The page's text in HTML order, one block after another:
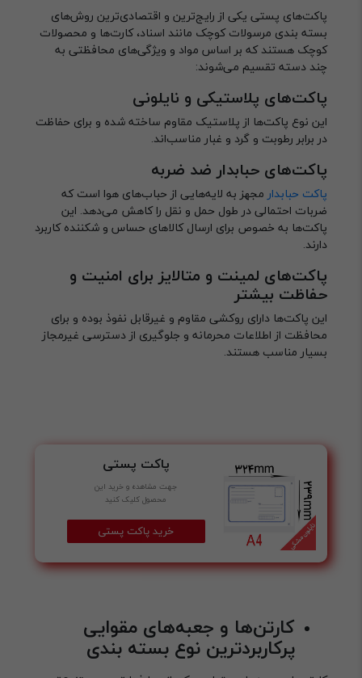
پاکت‌های پستی یکی از رایج‌ترین و اقتصادی‌ترین روش‌های
بسته بندی مرسولات کوچک مانند اسناد، کارت‌ها و محصولات
کوچک هستند که بر اساس مواد و ویژگی‌های محافظتی به
چند دسته تقسیم می‌شوند:
پاکت‌های پلاستیکی و نایلونی
این نوع پاکت‌ها از پلاستیک مقاوم ساخته شده و برای حفاظت
در برابر رطوبت و گرد و غبار مناسب‌اند.
پاکت‌های حبابدار ضد ضربه
پاکت حبابدار مجهز به لایه‌هایی از حباب‌های هوا است که
ضربات احتمالی در طول حمل و نقل را کاهش می‌دهد. این
پاکت‌ها به خصوص برای ارسال کالاهای حساس و شکننده کاربرد
دارند.
پاکت‌های لمینت و متالایز برای امنیت و
حفاظت بیشتر
این پاکت‌ها دارای روکشی مقاوم و غیرقابل نفوذ بوده و برای
محافظت از اطلاعات محرمانه و جلوگیری از دسترسی غیرمجاز
بسیار مناسب هستند.
پاکت پستی
جهت مشاهده و خرید این
محصول کلیک کنید
خرید پاکت پستی
کارتن‌ها و جعبه‌های مقوایی
پرکاربردترین نوع بسته بندی